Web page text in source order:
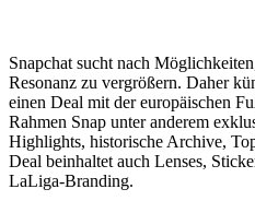
Snapchat sucht nach
Resonanz zu vergrößern. Daher
einen Deal mit der europäischen
Rahmen Snap unter anderem
Highlights, historische Archive,
Deal beinhaltet auch Lenses,
LaLiga-Branding.